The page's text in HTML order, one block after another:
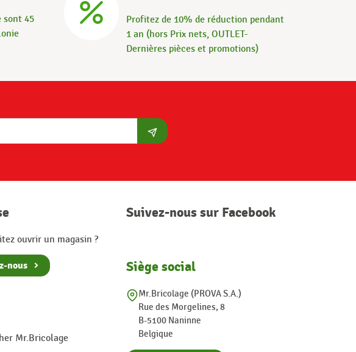
sont 45
Profitez de 10% de réduction pendant
1 an (hors Prix nets, OUTLET-
Dernières pièces et promotions)
S'abonner
ouvrir un magasin ?
nous
Mr.Bricolage
Suivez-nous sur Facebook
Siège social
Mr.Bricolage (PROVA S.A.)
Rue des Morgelines, 8
B-5100 Naninne
Belgique